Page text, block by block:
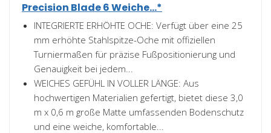
Precision Blade 6 Weiche...*
INTEGRIERTE ERHÖHTE OCHE: Verfügt über eine 25
mm erhöhte Stahlspitze-Oche mit offiziellen
Turniermaßen für präzise Fußpositionierung und
Genauigkeit bei jedem...
WEICHES GEFÜHL IN VOLLER LÄNGE: Aus
hochwertigen Materialien gefertigt, bietet diese 3,0
m x 0,6 m große Matte umfassenden Bodenschutz
und eine weiche, komfortable...